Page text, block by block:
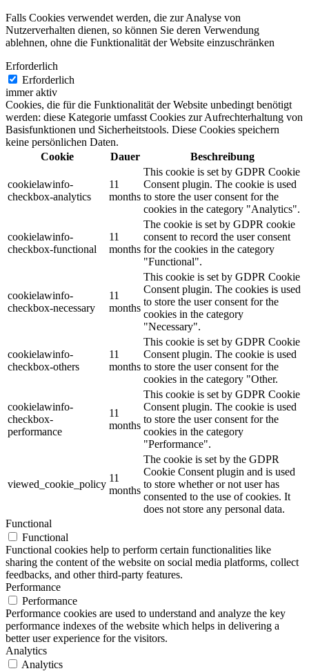
Falls Cookies verwendet werden, die zur Analyse von
Nutzerverhalten dienen, so können Sie deren Verwendung
ablehnen, ohne die Funktionalität der Website einzuschränken
Erforderlich
Erforderlich
immer aktiv
Cookies, die für die Funktionalität der Website unbedingt benötigt
werden: diese Kategorie umfasst Cookies zur Aufrechterhaltung von
Basisfunktionen und Sicherheitstools. Diese Cookies speichern
keine persönlichen Daten.
Cookie
Dauer Beschreibung
cookielawinfo-
checkbox-analytics
11
months
This cookie is set by GDPR Cookie
Consent plugin. The cookie is used
to store the user consent for the
cookies in the category "Analytics".
cookielawinfo-
checkbox-functional
11
months
The cookie is set by GDPR cookie
consent to record the user consent
for the cookies in the category
"Functional".
cookielawinfo-
checkbox-necessary
11
months
This cookie is set by GDPR Cookie
Consent plugin. The cookies is used
to store the user consent for the
cookies in the category
"Necessary".
cookielawinfo-
checkbox-others
11
months
This cookie is set by GDPR Cookie
Consent plugin. The cookie is used
to store the user consent for the
cookies in the category "Other.
cookielawinfo-
checkbox-
performance
11
months
This cookie is set by GDPR Cookie
Consent plugin. The cookie is used
to store the user consent for the
cookies in the category
"Performance".
viewed_cookie_policy
11
months
The cookie is set by the GDPR
Cookie Consent plugin and is used
to store whether or not user has
consented to the use of cookies. It
does not store any personal data.
Functional
Functional
Functional cookies help to perform certain functionalities like
sharing the content of the website on social media platforms, collect
feedbacks, and other third-party features.
Performance
Performance
Performance cookies are used to understand and analyze the key
performance indexes of the website which helps in delivering a
better user experience for the visitors.
Analytics
Analytics